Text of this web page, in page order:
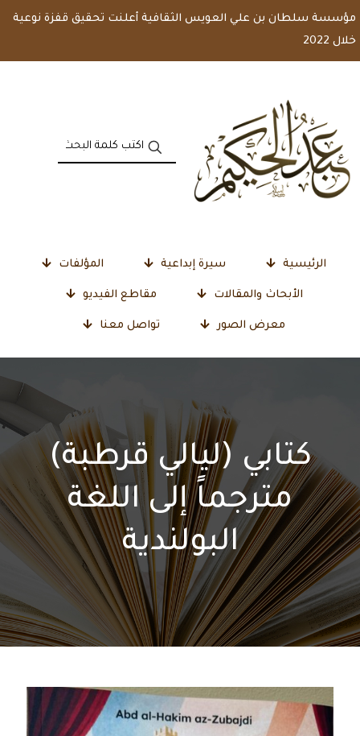
مؤسسة سلطان بن علي العويس الثقافية أعلنت تحقيق قفزة نوعية
خلال 2022
الرئيسية سيرة إبداعية المؤلفات
الأبحاث والمقالات مقاطع الفيديو
معرض الصور تواصل معنا
كتابي (ليالي قرطبة)
مترجماً إلى اللغة
البولندية